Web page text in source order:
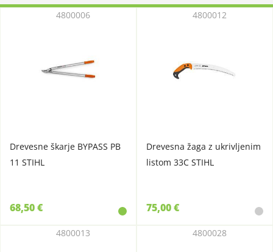
Drevesne škarje BYPASS PB
11 STIHL
4800006
68,50 €
Drevesna žaga z ukrivljenim
listom 33C STIHL
4800012
75,00 €
4800013 4800028